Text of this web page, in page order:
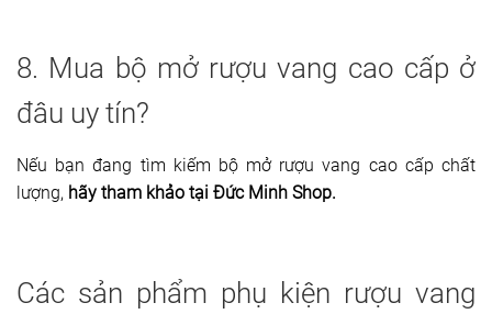
8. Mua bộ mở rượu vang cao cấp ở
đâu uy tín?
Nếu bạn đang tìm kiếm bộ mở rượu vang cao cấp chất
lượng, hãy tham khảo tại Đức Minh Shop.
Các sản phẩm phụ kiện rượu vang